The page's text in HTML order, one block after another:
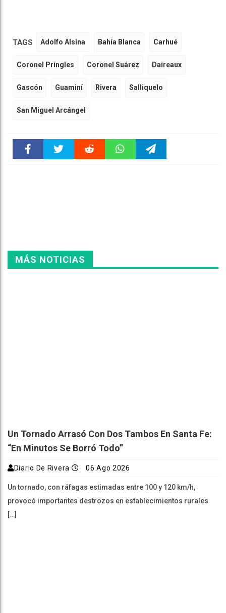
TAGS Adolfo Alsina Bahía Blanca Carhué
Coronel Pringles Coronel Suárez Daireaux
Gascón Guaminí Rivera Salliquelo
San Miguel Arcángel
MÁS NOTICIAS
Un Tornado Arrasó Con Dos Tambos En Santa Fe:
“En Minutos Se Borró Todo”
Diario De Rivera 06 Ago 2026
Un tornado, con ráfagas estimadas entre 100 y 120 km/h,
provocó importantes destrozos en establecimientos rurales
[…]